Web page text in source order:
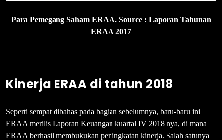
Para Pemegang Saham ERAA. Source : Laporan Tahunan
ERAA 2017
Kinerja ERAA di tahun 2018
Seperti sempat dibahas pada bagian sebelumnya, baru-baru ini
ERAA merilis Laporan Keuangan kuartal IV 2018 nya, di mana
ERAA berhasil membukukan peningkatan kinerja. Salah satunya